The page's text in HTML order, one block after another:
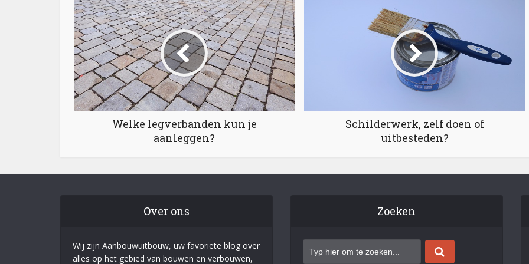
Welke legverbanden kun je
aanleggen?
Schilderwerk, zelf doen of
uitbesteden?
Over ons
Wij zijn Aanbouwuitbouw, uw favoriete blog over
alles op het gebied van bouwen en verbouwen,
Zoeken